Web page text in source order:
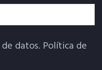
datos. Política de